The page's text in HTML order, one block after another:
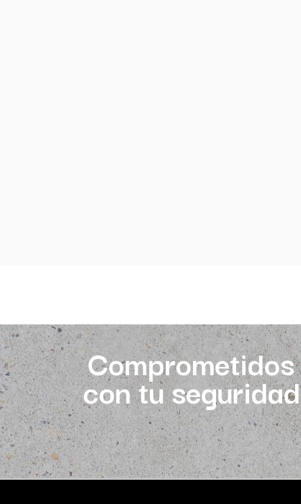
Comprometidos
con tu seguridad